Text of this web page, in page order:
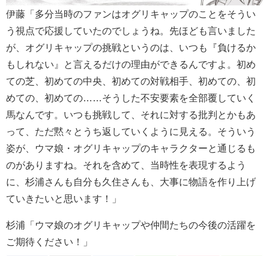
伊藤「多分当時のファンはオグリキャップのことをそうい
う視点で応援していたのでしょうね。先ほども言いました
が、オグリキャップの挑戦というのは、いつも『負けるか
もしれない』と言えるだけの理由ができるんですよ。初め
ての芝、初めての中央、初めての対戦相手、初めての、初
めての、初めての……そうした不安要素を全部覆していく
馬なんです。いつも挑戦して、それに対する批判とかもあ
って、ただ黙々とうち返していくように見える。そういう
姿が、ウマ娘・オグリキャップのキャラクターと通じるも
のがありますね。それを含めて、当時性を表現するよう
に、杉浦さんも自分も久住さんも、大事に物語を作り上げ
ていきたいと思います！」
杉浦「ウマ娘のオグリキャップや仲間たちの今後の活躍を
ご期待ください！」